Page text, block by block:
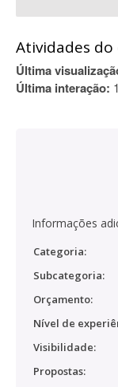
Atividades
Última
Última interação:
Informações
Categoria:
Subcategoria:
Orçamento:
Nível de
Visibilidade:
Propostas: